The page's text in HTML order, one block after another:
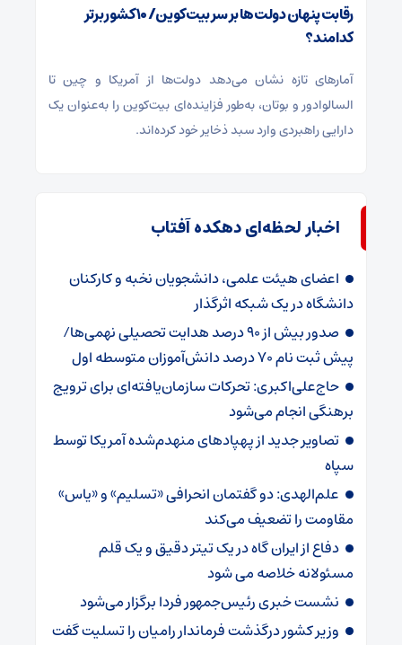
رقابت پنهان دولت‌ها بر سر بیت‌کوین/ ۱۰ کشور برتر
کدامند؟
آمارهای تازه نشان می‌دهد دولت‌ها از آمریکا و چین تا
السالوادور و بوتان، به‌طور فزاینده‌ای بیت‌کوین را به‌عنوان یک
دارایی راهبردی وارد سبد ذخایر خود کرده‌اند.
اخبار لحظه‌ای دهکده آفتاب
اعضای هیئت علمی، دانشجویان نخبه و کارکنان
دانشگاه در یک شبکه‌ اثرگذار
صدور بیش از ۹۰ درصد هدایت تحصیلی نهمی‌ها/
پیش ثبت نام ۷۰ درصد دانش‌آموزان متوسطه اول
حاج‌علی‌اکبری: تحرکات سازمان‌یافته‌ای برای ترویج
برهنگی انجام می‌شود
تصاویر جدید از پهپادهای منهدم‌شده آمریکا توسط
سپاه
علم‌الهدی: دو گفتمان انحرافی «تسلیم» و «یاس»
مقاومت را تضعیف می‌کند
دفاع از ایران گاه در یک تیتر دقیق و یک قلم
مسئولانه خلاصه می شود
نشست خبری رئیس‌جمهور فردا برگزار می‌شود
وزیر کشور درگذشت فرماندار رامیان را تسلیت گفت